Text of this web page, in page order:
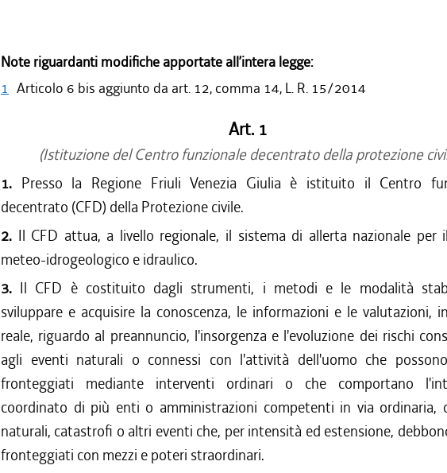
Note riguardanti modifiche apportate all’intera legge:
1 Articolo 6 bis aggiunto da art. 12, comma 14, L. R. 15/2014
Art. 1
(Istituzione del Centro funzionale decentrato della protezione
1. Presso la Regione Friuli Venezia Giulia è istituito il Centro
decentrato (CFD) della Protezione civile.
2. Il CFD attua, a livello regionale, il sistema di allerta nazionale per
meteo-idrogeologico e idraulico.
3. Il CFD è costituito dagli strumenti, i metodi e le modalità
sviluppare e acquisire la conoscenza, le informazioni e le valutazioni,
reale, riguardo al preannuncio, l'insorgenza e l'evoluzione dei rischi
agli eventi naturali o connessi con l'attività dell'uomo che
fronteggiati mediante interventi ordinari o che comportano
coordinato di più enti o amministrazioni competenti in via ordinaria,
naturali, catastrofi o altri eventi che, per intensità ed estensione,
fronteggiati con mezzi e poteri straordinari.